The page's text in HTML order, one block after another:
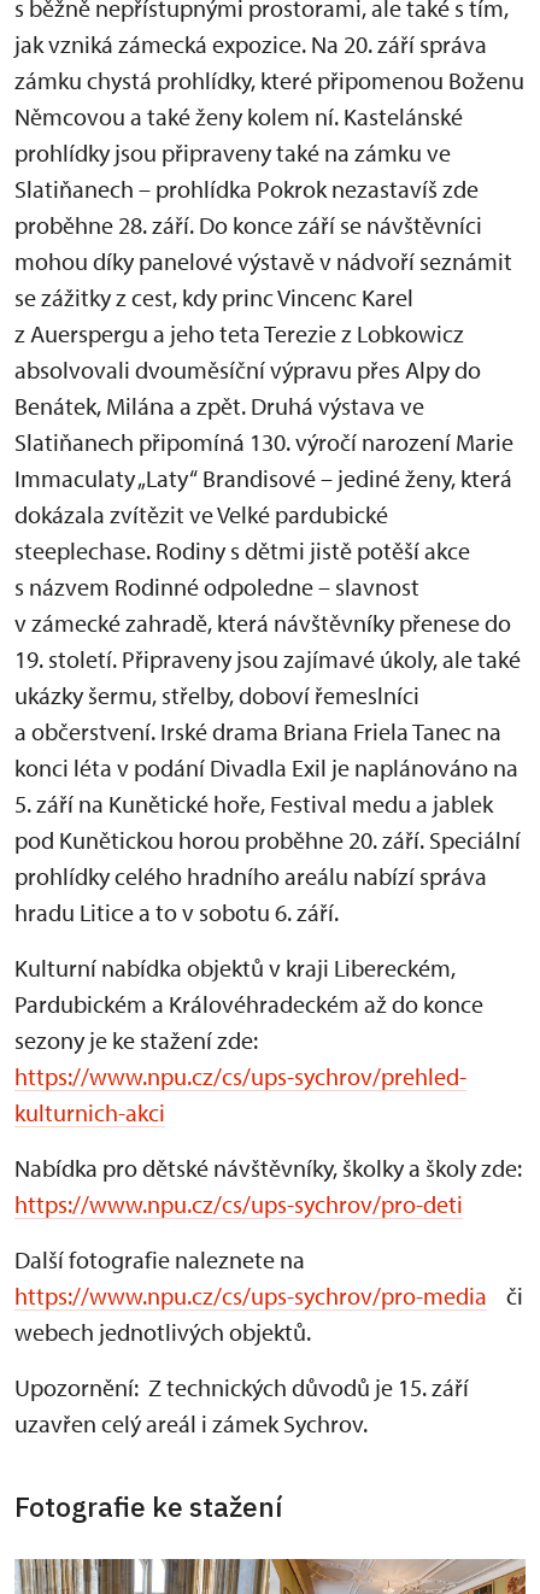
s běžně nepřístupnými prostorami, ale také s tím,
jak vzniká zámecká expozice. Na 20. září správa
zámku chystá prohlídky, které připomenou Boženu
Němcovou a také ženy kolem ní. Kastelánské
prohlídky jsou připraveny také na zámku ve
Slatiňanech – prohlídka Pokrok nezastavíš zde
proběhne 28. září. Do konce září se návštěvníci
mohou díky panelové výstavě v nádvoří seznámit
se zážitky z cest, kdy princ Vincenc Karel
z Auerspergu a jeho teta Terezie z Lobkowicz
absolvovali dvouměsíční výpravu přes Alpy do
Benátek, Milána a zpět. Druhá výstava ve
Slatiňanech připomíná 130. výročí narození Marie
Immaculaty „Laty“ Brandisové – jediné ženy, která
dokázala zvítězit ve Velké pardubické
steeplechase. Rodiny s dětmi jistě potěší akce
s názvem Rodinné odpoledne – slavnost
v zámecké zahradě, která návštěvníky přenese do
19. století. Připraveny jsou zajímavé úkoly, ale také
ukázky šermu, střelby, doboví řemeslníci
a občerstvení. Irské drama Briana Friela Tanec na
konci léta v podání Divadla Exil je naplánováno na
5. září na Kunětické hoře, Festival medu a jablek
pod Kunětickou horou proběhne 20. září. Speciální
prohlídky celého hradního areálu nabízí správa
hradu Litice a to v sobotu 6. září.
Kulturní nabídka objektů v kraji Libereckém,
Pardubickém a Královéhradeckém až do konce
sezony je ke stažení zde:
https://www.npu.cz/cs/ups-sychrov/prehled-
kulturnich-akci
Nabídka pro dětské návštěvníky, školky a školy zde:
https://www.npu.cz/cs/ups-sychrov/pro-deti
Další fotografie naleznete na
https://www.npu.cz/cs/ups-sychrov/pro-media či
webech jednotlivých objektů.
Upozornění: Z technických důvodů je 15. září
uzavřen celý areál i zámek Sychrov.
Fotografie ke stažení